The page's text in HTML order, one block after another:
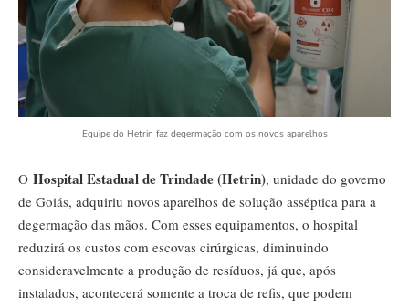
Equipe do Hetrin faz degermação com os novos aparelhos
O Hospital Estadual de Trindade (Hetrin), unidade do governo
de Goiás, adquiriu novos aparelhos de solução asséptica para a
degermação das mãos. Com esses equipamentos, o hospital
reduzirá os custos com escovas cirúrgicas, diminuindo
consideravelmente a produção de resíduos, já que, após
instalados, acontecerá somente a troca de refis, que podem